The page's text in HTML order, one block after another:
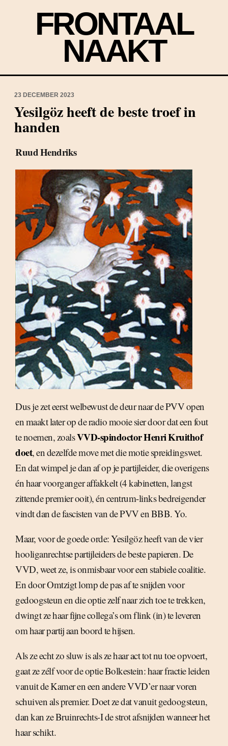
FRONTAAL
NAAKT
23 DECEMBER 2023
Yesilgöz heeft de beste troef in
handen
Ruud Hendriks
Dus je zet eerst welbewust de deur naar de PVV open
en maakt later op de radio mooie sier door dat een fout
te noemen, zoalsVVD-spindoctor Henri Kruithof
doet, en dezelfde move met die motie spreidingswet.
En dat wimpel je dan af op je partijleider, die overigens
én haar voorganger affakkelt (4 kabinetten, langst
zittende premier ooit), én centrum-links bedreigender
vindt dan de fascisten van de PVV en BBB. Yo.
Maar, voor de goede orde: Yesilgöz heeft van de vier
hooliganrechtse partijleiders de beste papieren. De
VVD, weet ze, is onmisbaar voor een stabiele coalitie.
En door Omtzigt lomp de pas af te snijden voor
gedoogsteun en die optie zelf naar zich toe te trekken,
dwingt ze haar fijne collega’s om flink (in) te leveren
om haar partij aan boord te hijsen.
Als ze echt zo sluw is als ze haar act tot nu toe opvoert,
gaat ze zélf voor de optie Bolkestein: haar fractie leiden
vanuit de Kamer en een andere VVD’er naar voren
schuiven als premier. Doet ze dat vanuit gedoogsteun,
dan kan ze Bruinrechts-I de strot afsnijden wanneer het
haar schikt.